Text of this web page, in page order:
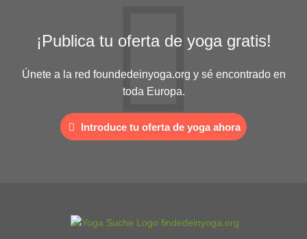
¡Publica tu oferta de yoga gratis!
Únete a la red foundedeinyoga.org y sé encontrado en
toda Europa.
Introduce tu oferta de yoga ahora